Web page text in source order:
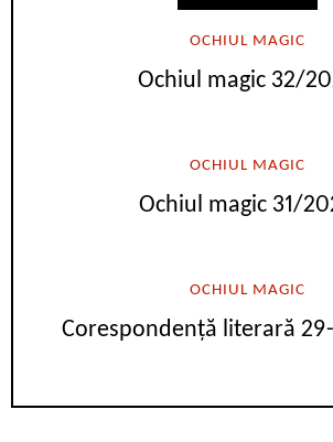
OCHIUL MAGIC
Ochiul magic 32/
OCHIUL MAGIC
Ochiul magic 31/
OCHIUL MAGIC
Corespondență literară